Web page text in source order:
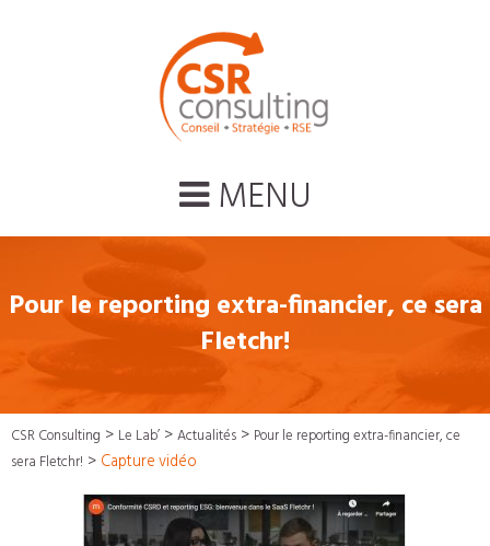
MENU
Pour le reporting extra-financier, ce sera
Fletchr!
CSR Consulting > Le Lab’ >Actualités > Pour le reporting extra-financier, ce
sera Fletchr! > Capture vidéo